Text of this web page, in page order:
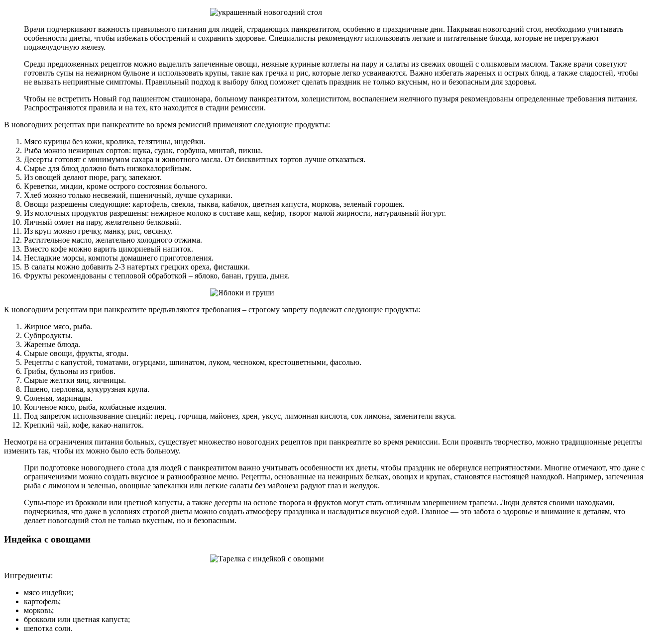
Врачи подчеркивают важность правильного питания для людей, страдающих панкреатитом, особенно в праздничные дни. Накрывая новогодний стол, необходимо учитывать
особенности диеты, чтобы избежать обострений и сохранить здоровье. Специалисты рекомендуют использовать легкие и питательные блюда, которые не перегружают
поджелудочную железу.
Среди предложенных рецептов можно выделить запеченные овощи, нежные куриные котлеты на пару и салаты из свежих овощей с оливковым маслом. Также врачи советуют
готовить супы на нежирном бульоне и использовать крупы, такие как гречка и рис, которые легко усваиваются. Важно избегать жареных и острых блюд, а также сладостей, чтобы
не вызвать неприятные симптомы. Правильный подход к выбору блюд поможет сделать праздник не только вкусным, но и безопасным для здоровья.
Чтобы не встретить Новый год пациентом стационара, больному панкреатитом, холециститом, воспалением желчного пузыря рекомендованы определенные требования питания.
Распространяются правила и на тех, кто находится в стадии ремиссии.
В новогодних рецептах при панкреатите во время ремиссий применяют следующие продукты:
Мясо курицы без кожи, кролика, телятины, индейки.
Рыба можно нежирных сортов: щука, судак, горбуша, минтай, пикша.
Десерты готовят с минимумом сахара и животного масла. От бисквитных тортов лучше отказаться.
Сырье для блюд должно быть низкокалорийным.
Из овощей делают пюре, рагу, запекают.
Креветки, мидии, кроме острого состояния больного.
Хлеб можно только несвежий, пшеничный, лучше сухарики.
Овощи разрешены следующие: картофель, свекла, тыква, кабачок, цветная капуста, морковь, зеленый горошек.
Из молочных продуктов разрешены: нежирное молоко в составе каш, кефир, творог малой жирности, натуральный йогурт.
Яичный омлет на пару, желательно белковый.
Из круп можно гречку, манку, рис, овсянку.
Растительное масло, желательно холодного отжима.
Вместо кофе можно варить цикориевый напиток.
Несладкие морсы, компоты домашнего приготовления.
В салаты можно добавить 2-3 натертых грецких ореха, фисташки.
Фрукты рекомендованы с тепловой обработкой – яблоко, банан, груша, дыня.
К новогодним рецептам при панкреатите предъявляются требования – строгому запрету подлежат следующие продукты:
Жирное мясо, рыба.
Субпродукты.
Жареные блюда.
Сырые овощи, фрукты, ягоды.
Рецепты с капустой, томатами, огурцами, шпинатом, луком, чесноком, крестоцветными, фасолью.
Грибы, бульоны из грибов.
Сырые желтки яиц, яичницы.
Пшено, перловка, кукурузная крупа.
Соленья, маринады.
Копченое мясо, рыба, колбасные изделия.
Под запретом использование специй: перец, горчица, майонез, хрен, уксус, лимонная кислота, сок лимона, заменители вкуса.
Крепкий чай, кофе, какао-напиток.
Несмотря на ограничения питания больных, существует множество новогодних рецептов при панкреатите во время ремиссии. Если проявить творчество, можно традиционные рецепты
изменить так, чтобы их можно было есть больному.
При подготовке новогоднего стола для людей с панкреатитом важно учитывать особенности их диеты, чтобы праздник не обернулся неприятностями. Многие отмечают, что даже с
ограничениями можно создать вкусное и разнообразное меню. Рецепты, основанные на нежирных белках, овощах и крупах, становятся настоящей находкой. Например, запеченная
рыба с лимоном и зеленью, овощные запеканки или легкие салаты без майонеза радуют глаз и желудок.
Супы-пюре из брокколи или цветной капусты, а также десерты на основе творога и фруктов могут стать отличным завершением трапезы. Люди делятся своими находками,
подчеркивая, что даже в условиях строгой диеты можно создать атмосферу праздника и насладиться вкусной едой. Главное — это забота о здоровье и внимание к деталям, что
делает новогодний стол не только вкусным, но и безопасным.
Индейка с овощами
Ингредиенты:
мясо индейки;
картофель;
морковь;
брокколи или цветная капуста;
щепотка соли.